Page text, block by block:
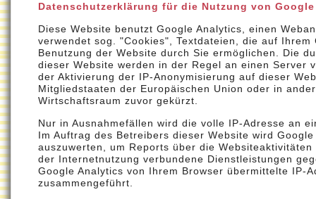
Datenschutzerklärung für die Nutzung von
Diese Website benutzt Google Analytics, einen
verwendet sog. "Cookies", Textdateien, die auf
Benutzung der Website durch Sie ermöglichen. Die
dieser Website werden in der Regel an einen Server
der Aktivierung der IP-Anonymisierung auf dieser
Mitgliedstaaten der Europäischen Union oder in
Wirtschaftsraum zuvor gekürzt.
Nur in Ausnahmefällen wird die volle IP-Adresse an
Im Auftrag des Betreibers dieser Website wird
auszuwerten, um Reports über die
der Internetnutzung verbundene Dienstleistungen
Google Analytics von Ihrem Browser übermittelte IP-
zusammengeführt.